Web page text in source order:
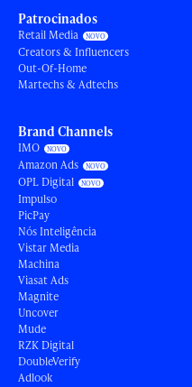
Patrocinados
Retail Media
Creators & Influencers
Out-Of-Home
Martechs & Adtechs
Brand Channels
IMO
Amazon Ads
OPL Digital
Impulso
PicPay
Nós Inteligência
Vistar Media
Machina
Viasat Ads
Magnite
Uncover
Mude
RZK Digital
DoubleVerify
Adlook